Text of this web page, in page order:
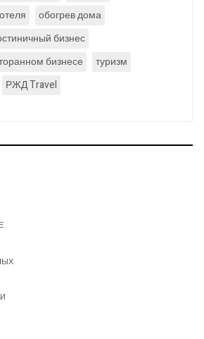
обогрев дома
бизнес
бизнесе
туризм
РЖД Travel